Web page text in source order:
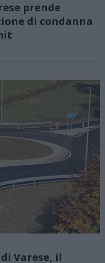
prende
di condanna
Varese, il